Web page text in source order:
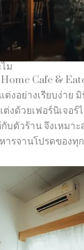
ม
Cafe &
งอย่างเรียบง่าย
งด้วยเฟอร์นิเจอ
บตัวร้าน จึงเหมา
ารจานโปรดของทุ